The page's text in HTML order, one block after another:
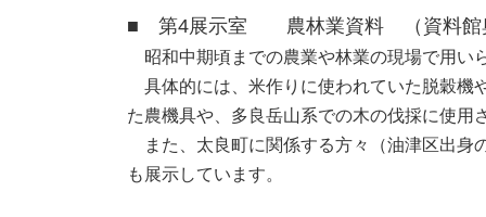
■ 第4展示室 農林業資料 （資料館
昭和中期頃までの農業や林業の現場で用い
具体的には、米作りに使われていた脱穀機
た農機具や、多良岳山系での木の伐採に使用
また、太良町に関係する方々（油津区出身
も展示しています。